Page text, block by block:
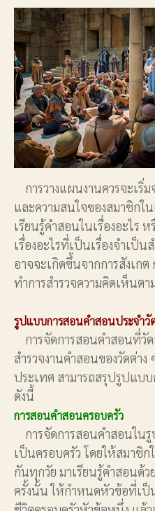
การวางแผนงานควรจะเริ่
และความสนใจของสมาชิกใ
เรียนรู้คำสอนในเรื่องอะไร
เรื่องอะไรที่เป็นเรื่องจำเป็น
อาจจะเกิดขึ้นจากการสังเก
ทำการสำรวจความคิดเห็นต
รูปแบบการสอนคำสอนประจำวั
การจัดการสอนคำสอนที่วัด
สำรวจงานคำสอนของวัดต่า
ประเทศ สามารถสรุปรูปแบ
ดังนี้
การสอนคำสอนครอบครัว
การจัดการสอนคำสอนใน
เป็นครอบครัว โดยให้สมาชิ
กันทุกวัย มาเรียนรู้คำสอนด้
ครั้งนั้น ให้กำหนดหัวข้อที่เป็